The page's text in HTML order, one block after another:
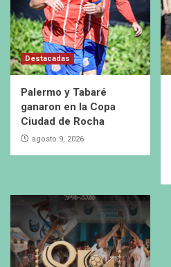
Destacadas
Palermo y Tabaré
ganaron en la Copa
Ciudad de Rocha
agosto 9, 2026